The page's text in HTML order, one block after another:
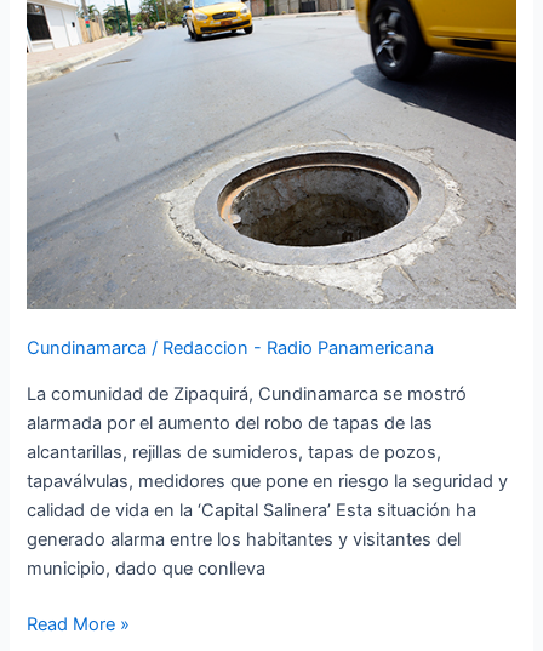
Cundinamarca / Redaccion - Radio Panamericana
La comunidad de Zipaquirá, Cundinamarca se mostró
alarmada por el aumento del robo de tapas de las
alcantarillas, rejillas de sumideros, tapas de pozos,
tapaválvulas, medidores que pone en riesgo la seguridad y
calidad de vida en la ‘Capital Salinera’ Esta situación ha
generado alarma entre los habitantes y visitantes del
municipio, dado que conlleva
de
alcantarillas
en
Read More »